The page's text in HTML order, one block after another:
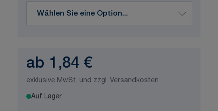
ab 1,84 €
exklusive MwSt. und zzgl. Versandkosten
Auf Lager